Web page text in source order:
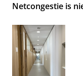
Netcongestie is